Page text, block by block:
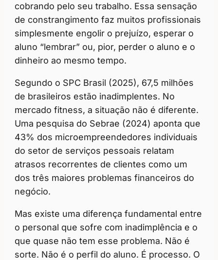
cobrando pelo seu trabalho. Essa sensação
de constrangimento faz muitos profissionais
simplesmente engolir o prejuízo, esperar o
aluno “lembrar” ou, pior, perder o aluno e o
dinheiro ao mesmo tempo.
Segundo o SPC Brasil (2025), 67,5 milhões
de brasileiros estão inadimplentes. No
mercado fitness, a situação não é diferente.
Uma pesquisa do Sebrae (2024) aponta que
43% dos microempreendedores individuais
do setor de serviços pessoais relatam
atrasos recorrentes de clientes como um
dos três maiores problemas financeiros do
negócio.
Mas existe uma diferença fundamental entre
o personal que sofre com inadimplência e o
que quase não tem esse problema. Não é
sorte. Não é o perfil do aluno. É processo. O